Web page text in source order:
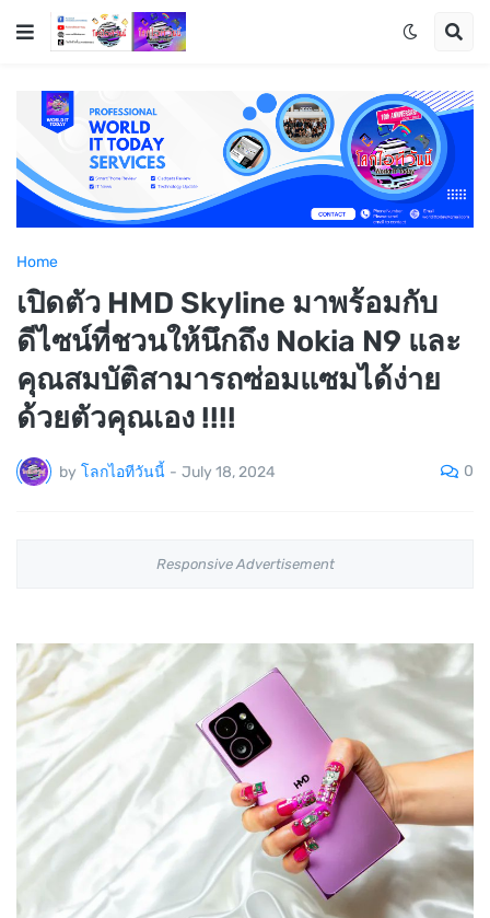
Home
เปิดตัว HMD Skyline มาพร้อมกับ
ดีไซน์ที่ชวนให้นึกถึง Nokia N9 และ
คุณสมบัติสามารถซ่อมแซมได้ง่าย
ด้วยตัวคุณเอง !!!!
by โลกไอทีวันนี้ - July 18, 2024 0
Responsive Advertisement